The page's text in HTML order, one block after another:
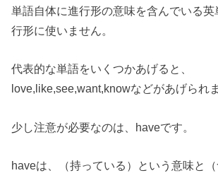
単語自体に進行形の意味を含んでいる英
行形に使いません。
代表的な単語をいくつかあげると、
love,like,see,want,knowなどがあげられま
少し注意が必要なのは、haveです。
haveは、（持っている）という意味と